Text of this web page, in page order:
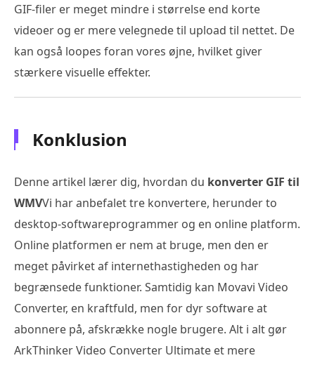
GIF-filer er meget mindre i størrelse end korte
videoer og er mere velegnede til upload til nettet. De
kan også loopes foran vores øjne, hvilket giver
stærkere visuelle effekter.
Konklusion
Denne artikel lærer dig, hvordan du konverter GIF til
WMVVi har anbefalet tre konvertere, herunder to
desktop-softwareprogrammer og en online platform.
Online platformen er nem at bruge, men den er
meget påvirket af internethastigheden og har
begrænsede funktioner. Samtidig kan Movavi Video
Converter, en kraftfuld, men for dyr software at
abonnere på, afskrække nogle brugere. Alt i alt gør
ArkThinker Video Converter Ultimate et mere